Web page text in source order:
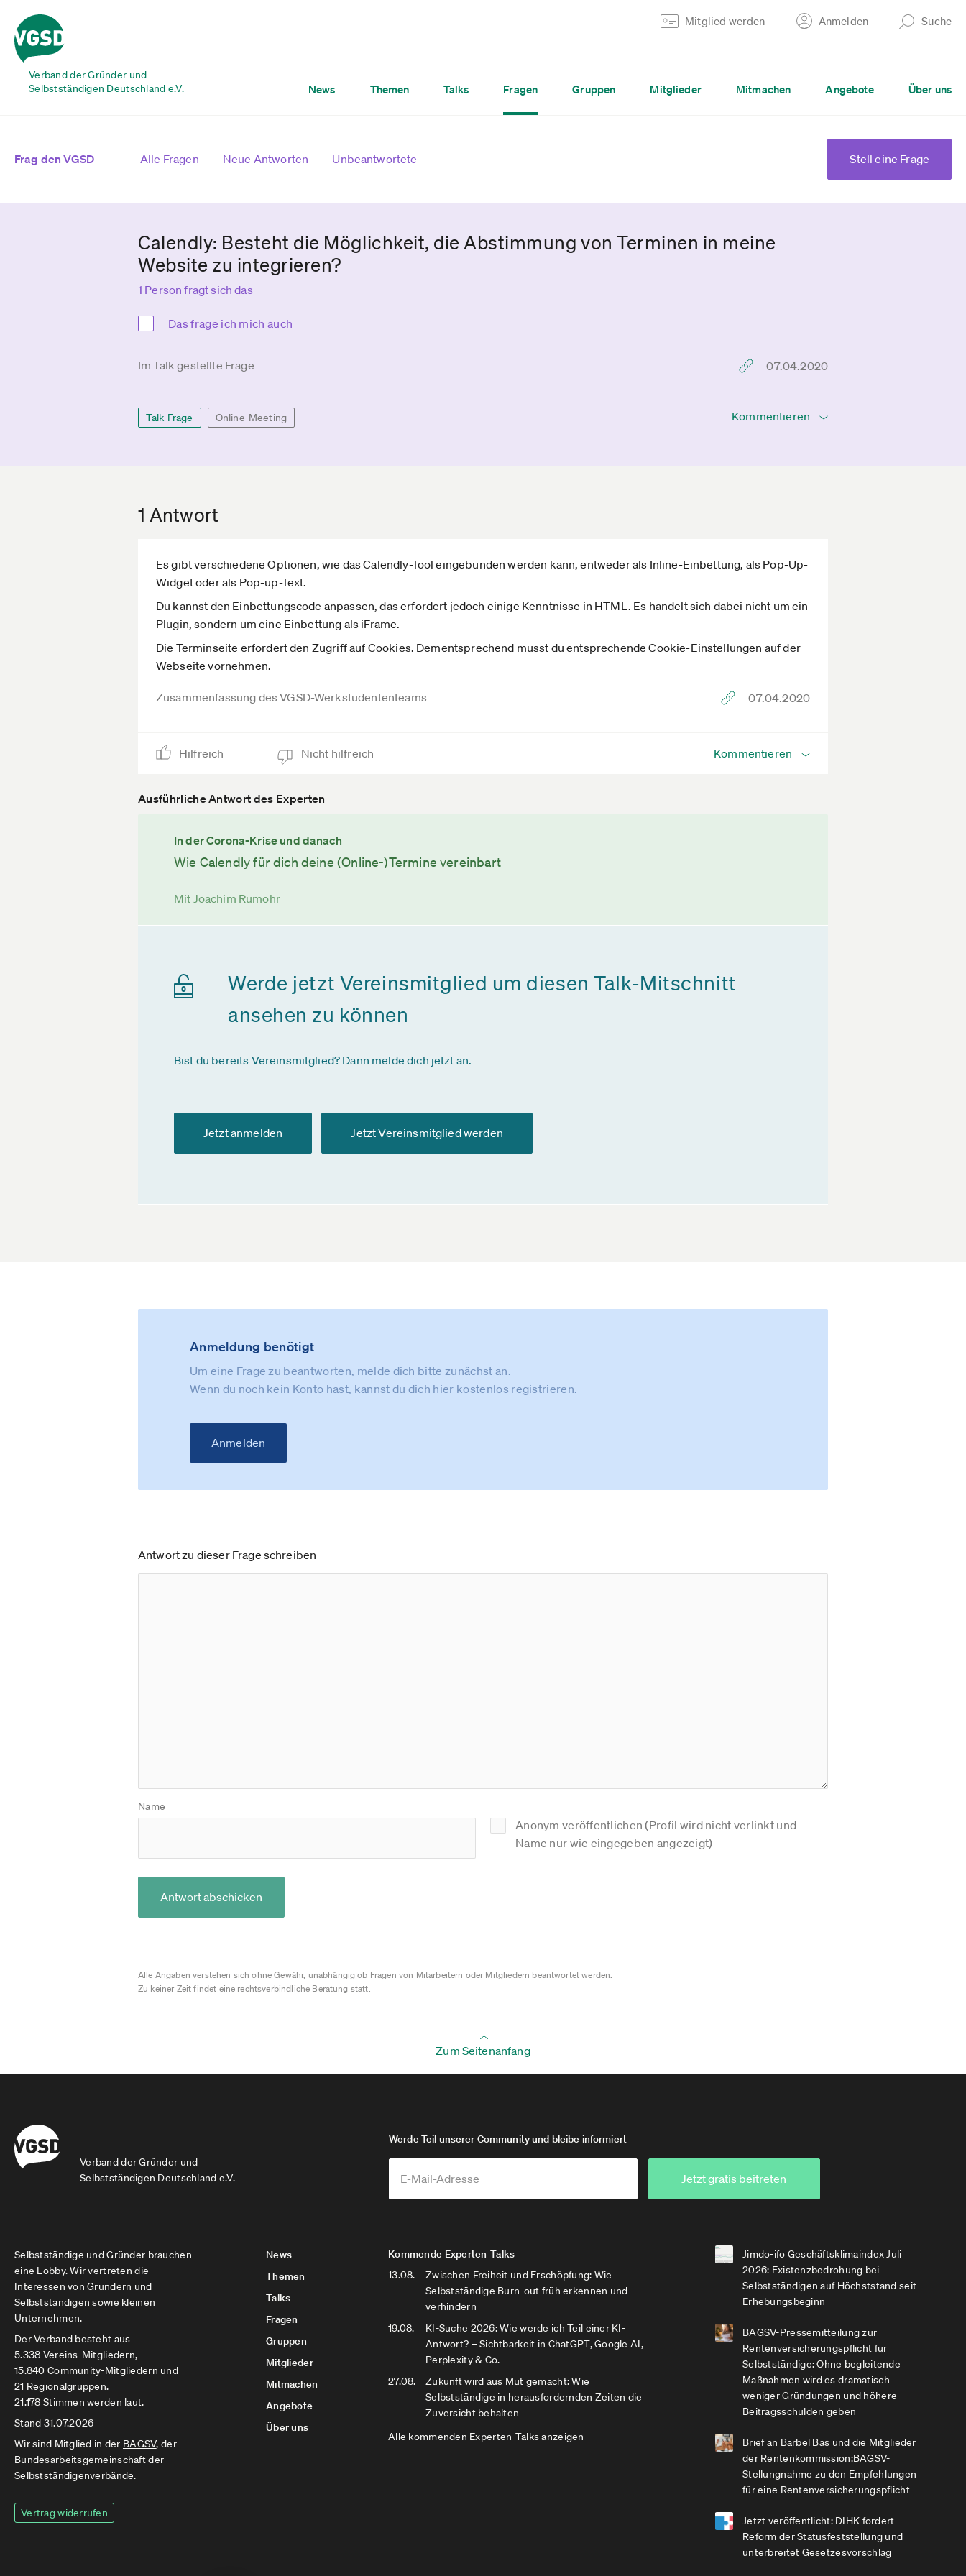
Verband der Gründer und
Selbstständigen Deutschland e.V.
Mitglied werden Anmelden Suche
News Themen Talks Fragen Gruppen Mitglieder Mitmachen Angebote Über uns
Frag den VGSD Alle Fragen Neue Antworten Unbeantwortete Stell eine Frage
Calendly: Besteht die Möglichkeit, die Abstimmung von Terminen in meine
Website zu integrieren?
1 Person fragt sich das
Das frage ich mich auch
Im Talk gestellte Frage 07.04.2020
Talk-Frage Online-Meeting Kommentieren
1 Antwort
Es gibt verschiedene Optionen, wie das Calendly-Tool eingebunden werden kann, entweder als Inline-Einbettung, als Pop-Up-
Widget oder als Pop-up-Text.
Du kannst den Einbettungscode anpassen, das erfordert jedoch einige Kenntnisse in HTML. Es handelt sich dabei nicht um ein
Plugin, sondern um eine Einbettung als iFrame.
Die Terminseite erfordert den Zugriff auf Cookies. Dementsprechend musst du entsprechende Cookie-Einstellungen auf der
Webseite vornehmen.
Zusammenfassung des VGSD-Werkstudententeams 07.04.2020
Hilfreich Nicht hilfreich Kommentieren
Ausführliche Antwort des Experten
In der Corona-Krise und danach
Wie Calendly für dich deine (Online-)Termine vereinbart
Mit Joachim Rumohr
Werde jetzt Vereinsmitglied um diesen Talk-Mitschnitt
ansehen zu können
Bist du bereits Vereinsmitglied? Dann melde dich jetzt an.
Jetzt anmelden Jetzt Vereinsmitglied werden
Anmeldung benötigt
Um eine Frage zu beantworten, melde dich bitte zunächst an.
Wenn du noch kein Konto hast, kannst du dich hier kostenlos registrieren.
Anmelden
Antwort zu dieser Frage schreiben
Name
Anonym veröffentlichen (Profil wird nicht verlinkt und
Name nur wie eingegeben angezeigt)
Antwort abschicken
Alle Angaben verstehen sich ohne Gewähr, unabhängig ob Fragen von Mitarbeitern oder Mitgliedern beantwortet werden.
Zu keiner Zeit findet eine rechtsverbindliche Beratung statt.
Zum Seitenanfang
Verband der Gründer und
Selbstständigen Deutschland e.V.
Werde Teil unserer Community und bleibe informiert
Jetzt gratis beitreten
Selbstständige und Gründer brauchen
eine Lobby. Wir vertreten die
Interessen von Gründern und
Selbstständigen sowie kleinen
Unternehmen.
Der Verband besteht aus
5.338 Vereins-Mitgliedern,
15.840 Community-Mitgliedern und
21 Regionalgruppen.
21.178 Stimmen werden laut.
Stand 31.07.2026
Wir sind Mitglied in der BAGSV, der
Bundesarbeitsgemeinschaft der
Selbstständigenverbände.
Vertrag widerrufen
News
Themen
Talks
Fragen
Gruppen
Mitglieder
Mitmachen
Angebote
Über uns
Kommende Experten-Talks
13.08.
Zwischen Freiheit und Erschöpfung: Wie
Selbstständige Burn-out früh erkennen und
verhindern
19.08.
KI-Suche 2026: Wie werde ich Teil einer KI-
Antwort? – Sichtbarkeit in ChatGPT, Google AI,
Perplexity & Co.
27.08.
Zukunft wird aus Mut gemacht: Wie
Selbstständige in herausfordernden Zeiten die
Zuversicht behalten
Alle kommenden Experten-Talks anzeigen
Jimdo-ifo Geschäftsklimaindex Juli
2026: Existenzbedrohung bei
Selbstständigen auf Höchststand seit
Erhebungsbeginn
BAGSV-Pressemitteilung zur
Rentenversicherungspflicht für
Selbstständige: Ohne begleitende
Maßnahmen wird es dramatisch
weniger Gründungen und höhere
Beitragsschulden geben
Brief an Bärbel Bas und die Mitglieder
der Rentenkommission:BAGSV-
Stellungnahme zu den Empfehlungen
für eine Rentenversicherungspflicht
Jetzt veröffentlicht: DIHK fordert
Reform der Statusfeststellung und
unterbreitet Gesetzesvorschlag